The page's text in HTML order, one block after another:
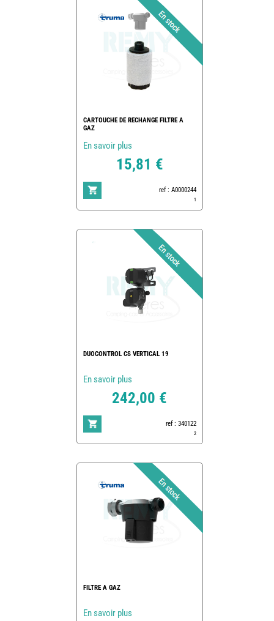
CARTOUCHE DE RECHANGE FILTRE A
GAZ
En savoir plus
15,81 €
ref : A0000244
1
DUOCONTROL CS VERTICAL 19
En savoir plus
242,00 €
ref : 340122
2
FILTRE A GAZ
En savoir plus